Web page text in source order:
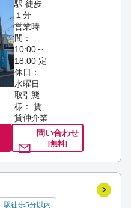
駅 徒歩
１分
営業時
間：
10:00～
18:00 定
休日：
水曜日
取引態
様： 賃
貸仲介業
問い合わせ
[無料]
駅徒歩5分以内